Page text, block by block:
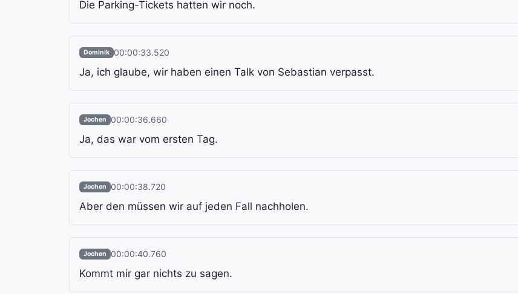
Die Parking-Tickets hatten wir noch.
Dominik 00:00:33.520
Ja, ich glaube, wir haben einen Talk von Sebastian verpasst.
Jochen 00:00:36.660
Ja, das war vom ersten Tag.
Jochen 00:00:38.720
Aber den müssen wir auf jeden Fall nachholen.
Jochen 00:00:40.760
Kommt mir gar nichts zu sagen.